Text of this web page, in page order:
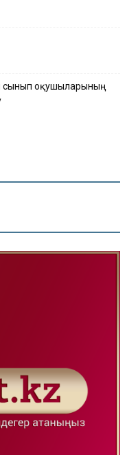
сынып оқушыларының